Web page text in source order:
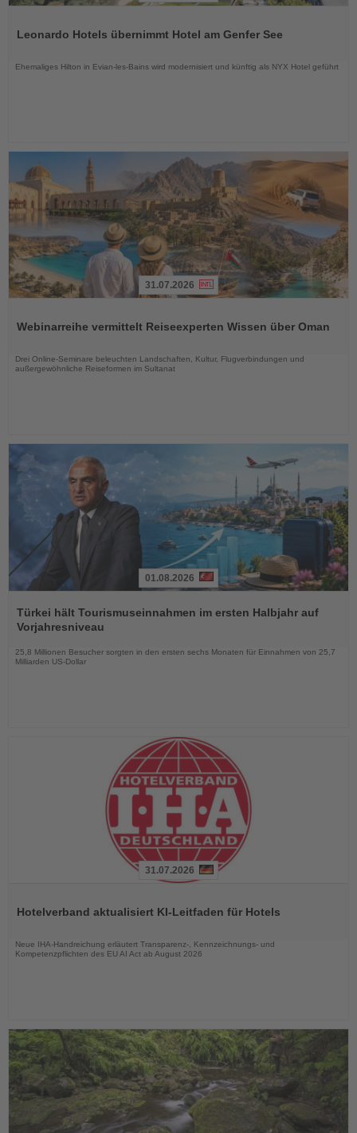
dieLeonardo Hotels übernimmt Hotel am Genfer See
Ehemaliges Hilton in Evian-les-Bains wird modernisiert und künftig als NYX Hotel geführt
die
31.07.2026
Webinarreihe vermittelt Reiseexperten Wissen über Oman
Drei Online-Seminare beleuchten Landschaften, Kultur, Flugverbindungen und
außergewöhnliche Reiseformen im Sultanat
Sie
die
Nachrichten
01.08.2026
Türkei hält Tourismuseinnahmen im ersten Halbjahr auf
Vorjahresniveau
25,8 Millionen Besucher sorgten in den ersten sechs Monaten für Einnahmen von 25,7
Milliarden US-Dollar
die
31.07.2026
Hotelverband aktualisiert KI-Leitfaden für Hotels
Neue IHA-Handreichung erläutert Transparenz-, Kennzeichnungs- und
Kompetenzpflichten des EU AI Act ab August 2026